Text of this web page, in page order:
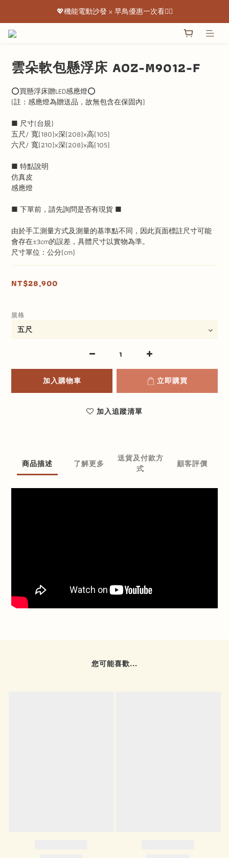
💖機能電動沙發 x 早鳥優惠一次看👇🏻
💖機能電動沙發 x 早鳥優惠一次看👇🏻
雲朵軟包懸浮床 AOZ-M9012-F
⭕️買懸浮床贈LED感應燈⭕️
(註：感應燈為贈送品，故無包含在保固內)
■ 尺寸(台規)
五尺/ 寬(180)x深(208)x高(105)
六尺/ 寬(210)x深(208)x高(105)
■ 特點說明
仿真皮
感應燈
■ 下單前，請先詢問是否有現貨 ■
由於手工測量方式及測量的基準點不同，因此頁面標註尺寸可能
會存在±3cm的誤差，具體尺寸以實物為準。
尺寸單位：公分(cm)
NT$28,900
規格
加入購物車 立即購買
加入追蹤清單
商品描述 了解更多
送貨及付款方
式
顧客評價
您可能喜歡...